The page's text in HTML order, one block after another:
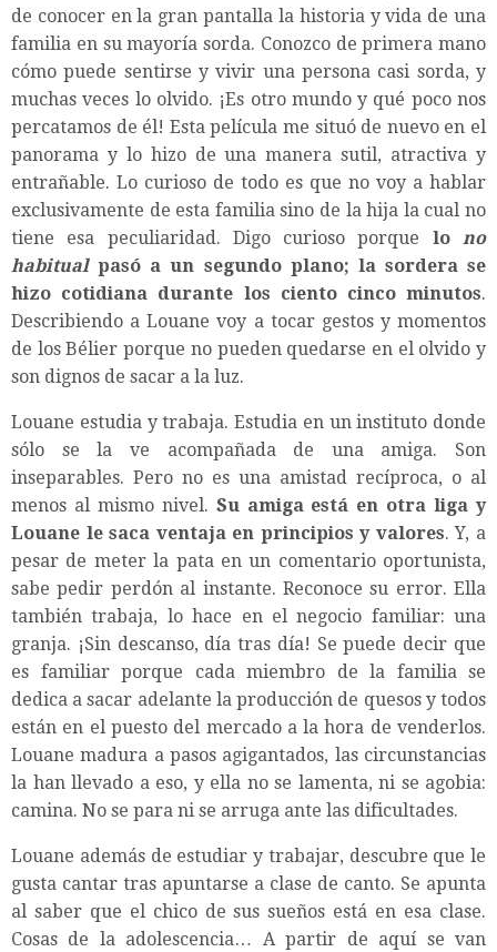
de conocer en la gran pantalla la historia y vida de una
familia en su mayoría sorda. Conozco de primera mano
cómo puede sentirse y vivir una persona casi sorda, y
muchas veces lo olvido. ¡Es otro mundo y qué poco nos
percatamos de él! Esta película me situó de nuevo en el
panorama y lo hizo de una manera sutil, atractiva y
entrañable. Lo curioso de todo es que no voy a hablar
exclusivamente de esta familia sino de la hija la cual no
tiene esa peculiaridad. Digo curioso porque lo no
habitual pasó a un segundo plano; la sordera se
hizo cotidiana durante los ciento cinco minutos.
Describiendo a Louane voy a tocar gestos y momentos
de los Bélier porque no pueden quedarse en el olvido y
son dignos de sacar a la luz.
Louane estudia y trabaja. Estudia en un instituto donde
sólo se la ve acompañada de una amiga. Son
inseparables. Pero no es una amistad recíproca, o al
menos al mismo nivel. Su amiga está en otra liga y
Louane le saca ventaja en principios y valores. Y, a
pesar de meter la pata en un comentario oportunista,
sabe pedir perdón al instante. Reconoce su error. Ella
también trabaja, lo hace en el negocio familiar: una
granja. ¡Sin descanso, día tras día! Se puede decir que
es familiar porque cada miembro de la familia se
dedica a sacar adelante la producción de quesos y todos
están en el puesto del mercado a la hora de venderlos.
Louane madura a pasos agigantados, las circunstancias
la han llevado a eso, y ella no se lamenta, ni se agobia:
camina. No se para ni se arruga ante las dificultades.
Louane además de estudiar y trabajar, descubre que le
gusta cantar tras apuntarse a clase de canto. Se apunta
al saber que el chico de sus sueños está en esa clase.
Cosas de la adolescencia… A partir de aquí se van